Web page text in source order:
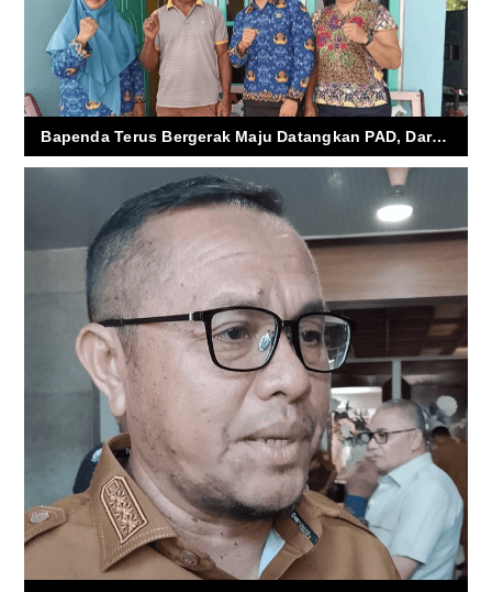
Bapenda Terus Bergerak Maju Datangkan PAD, Dari berbagai Pungutan